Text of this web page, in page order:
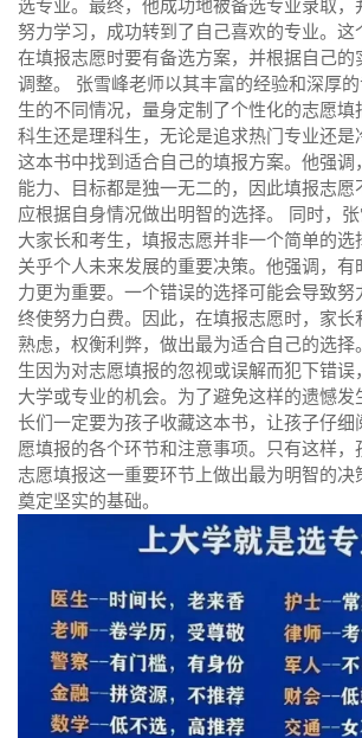
选专业。最终，他成功地被备选专业录取，
努力学习，成功转到了自己喜欢的专业。这
在填报志愿时要有备选方案，并根据自己的
调整。 张雪峰老师以其丰富的经验和深厚
生的不同情况，量身定制了个性化的志愿填
科生还是理科生，无论是追求热门专业还是
这本书中找到适合自己的填报方案。他强调
能力、目标都是独一无二的，因此填报志愿
应根据自身情况做出明智的选择。 同时，
大家长和考生，填报志愿并非一个简单的选
关乎个人未来发展的重要决策。他强调，有
力更为重要。一个错误的选择可能会导致努
终使努力白费。因此，在填报志愿时，家长
熟虑，权衡利弊，做出最为适合自己的选择
生因为对志愿填报的忽视或误解而犯下错误
大学或专业的机会。为了避免这样的遗憾发
长们一定要为孩子收藏这本书，让孩子仔细
愿填报的各个环节和注意事项。只有这样，
志愿填报这一重要环节上做出最为明智的决
奠定坚实的基础。